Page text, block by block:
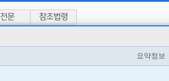
전문 참조법령
요약정보